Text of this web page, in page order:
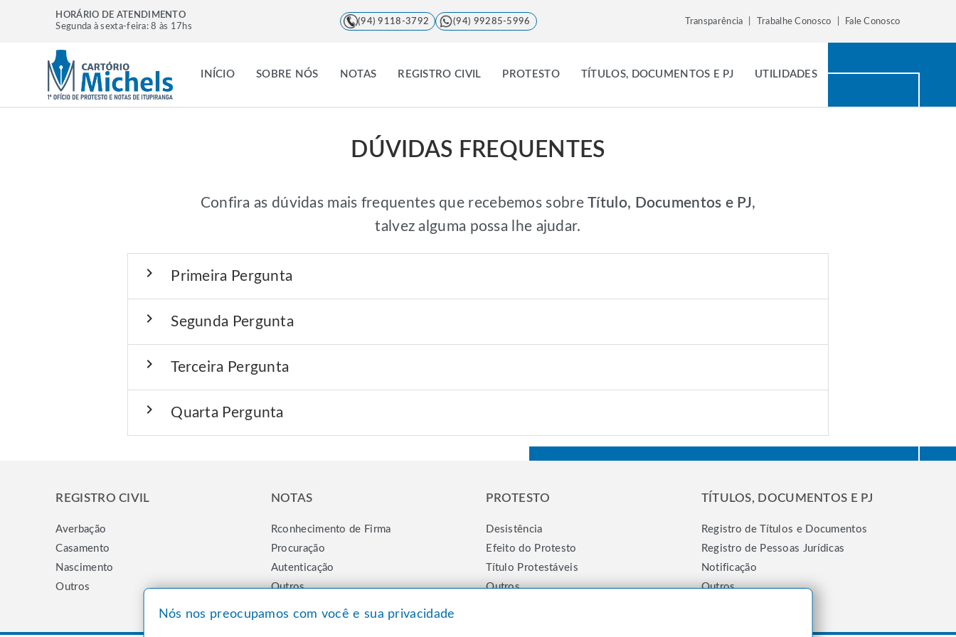
HORÁRIO DE ATENDIMENTO
Segunda à sexta-feira: 8 às 17hs
(94) 9118-3792 (94) 99285-5996 Transparência Trabalhe Conosco Fale Conosco
INÍCIO SOBRE NÓS NOTAS REGISTRO CIVIL PROTESTO TÍTULOS, DOCUMENTOS E PJ UTILIDADES
DÚVIDAS FREQUENTES
Confira as dúvidas mais frequentes que recebemos sobreTítulo, Documentos e PJ,
talvez alguma possa lhe ajudar.
chevron_right Primeira Pergunta
chevron_right Segunda Pergunta
chevron_right Terceira Pergunta
chevron_right Quarta Pergunta
REGISTRO CIVIL
Averbação
Casamento
Nascimento
Outros
NOTAS
Rconhecimento de Firma
Procuração
Autenticação
Outros
PROTESTO
Desistência
Efeito do Protesto
Título Protestáveis
Outros
TÍTULOS, DOCUMENTOS E PJ
Registro de Títulos e Documentos
Registro de Pessoas Jurídicas
Notificação
Outros
Nós nos preocupamos com você e sua privacidade